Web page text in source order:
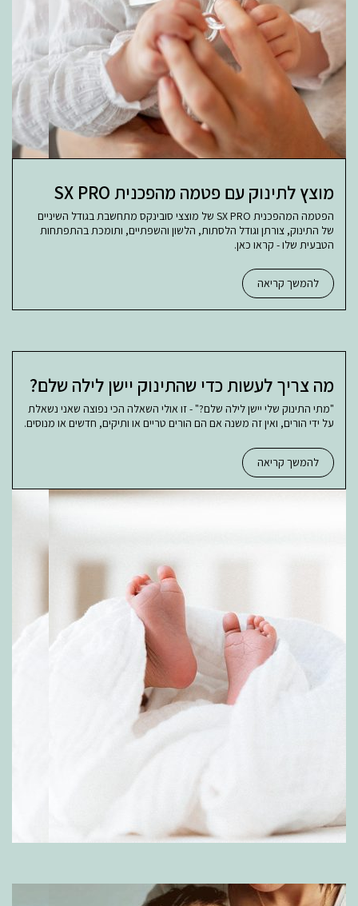
מוצץ לתינוק עם פטמה מהפכנית SX PRO
הפטמה המהפכנית SX PRO של מוצצי סובינקס מתחשבת בגודל השיניים
של התינוק, צורתן וגודל הלסתות, הלשון והשפתיים, ותומכת בהתפתחות
הטבעית שלו - קראו כאן.
להמשך קריאה
מה צריך לעשות כדי שהתינוק יישן לילה שלם?
"מתי התינוק שלי יישן לילה שלם?" - זו אולי השאלה הכי נפוצה שאני נשאלת
על ידי הורים, ואין זה משנה אם הם הורים טריים או ותיקים, חדשים או מנוסים.
להמשך קריאה